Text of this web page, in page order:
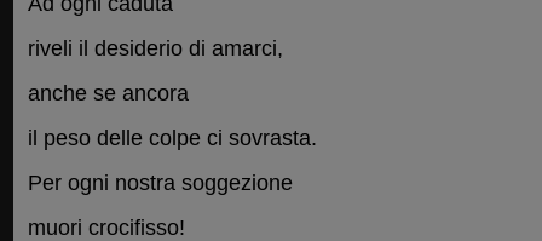
riveli il desiderio di amarci,
anche se ancora
il peso delle colpe ci sovrasta.
Per ogni nostra soggezione
muori crocifisso!